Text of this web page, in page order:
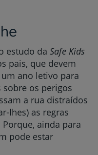
estudo da Safe Kids
pais, que devem
ano letivo para
os perigos
a rua distraídos
lhes) as regras
ainda para
pode estar